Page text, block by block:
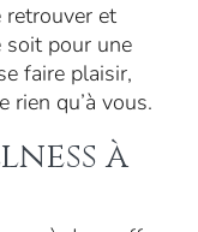
retrouver et
soit pour une
faire plaisir,
rien qu’à vous.
à